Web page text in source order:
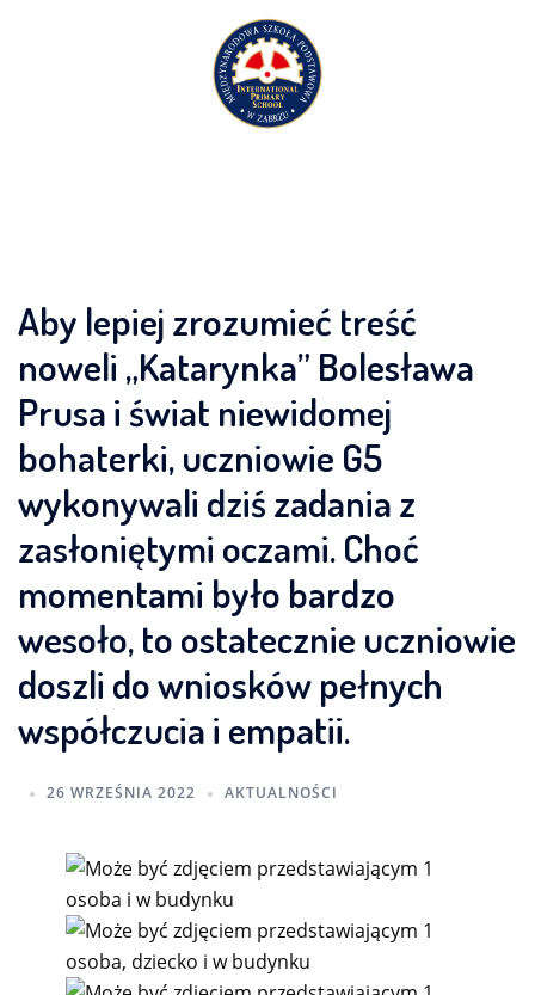
Aby lepiej zrozumieć treść
noweli „Katarynka” Bolesława
Prusa i świat niewidomej
bohaterki, uczniowie G5
wykonywali dziś zadania z
zasłoniętymi oczami. Choć
momentami było bardzo
wesoło, to ostatecznie uczniowie
doszli do wniosków pełnych
współczucia i empatii.
26 WRZEŚNIA 2022 AKTUALNOŚCI